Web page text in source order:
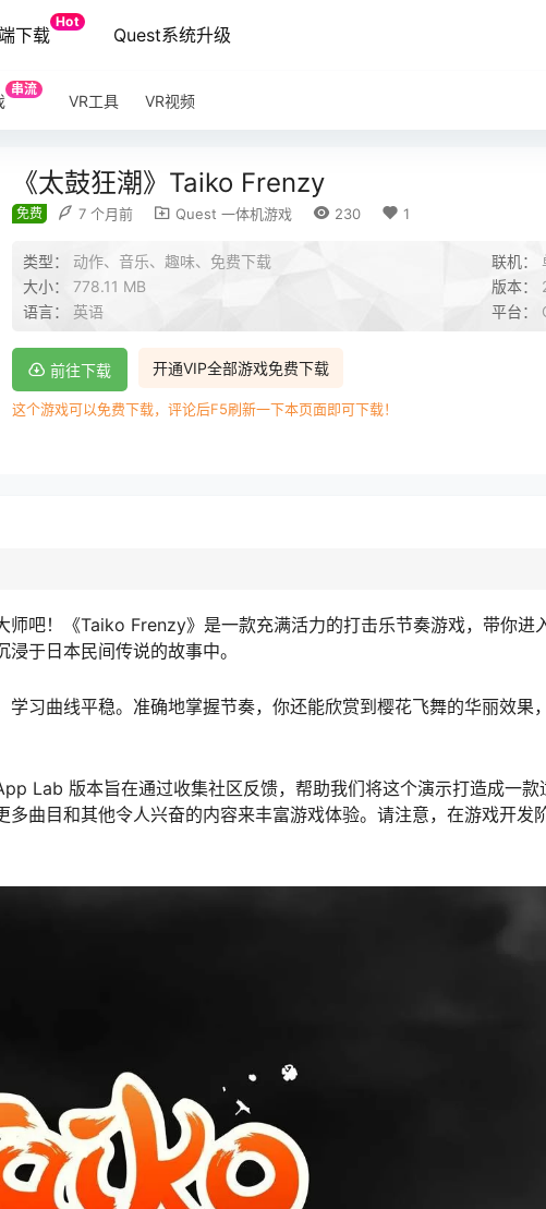
下载
Hot
Quest系统升级
串流
VR工具 VR视频
《太鼓狂潮》Taiko Frenzy
免费 7 个月前 Quest 一体机游戏 230 1
类型： 动作、音乐、趣味、免费下载 联机：
大小： 778.11 MB 版本：
语言： 英语 平台：
开通VIP全部游戏免费下载
前往下载
这个游戏可以免费下载，评论后F5刷新一下本页面即可下载！
吧！《Taiko Frenzy》是一款充满活力的打击乐节奏游戏，带你进
于日本民间传说的故事中。
习曲线平稳。准确地掌握节奏，你还能欣赏到樱花飞舞的华丽效果
Lab 版本旨在通过收集社区反馈，帮助我们将这个演示打造成一款
曲目和其他令人兴奋的内容来丰富游戏体验。请注意，在游戏开发